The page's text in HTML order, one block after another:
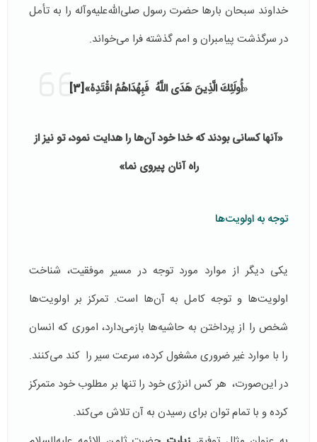
خداوند سبحان بارها حضرت رسول صلی‌الله‌علیه‌و‌آله را به تأمل
در سرگذشت پیامبران و امم گذشته فرا می‌خواند.
«أُولَئِكَ الَّذِينَ هَدَى اللَّهُ فَبِهُدَاهُمُ اقْتَدِهْ»[3]
«آنها کسانی بودند که خدا خود آنها را هدایت نمود، تو نیز از
راه آنان پیروی نما»
توجه به اولویت‌ها
یکی دیگر از موارد مورد توجه در مسیر موفقیت، شناخت
اولویت‌ها و توجه کامل به آن‌ها است. تمرکز بر اولویت‌ها
شخص را از پرداختن به حاشیه‌ها بازمی‌دارد، اموری که انسان
را با موارد غیر ضروری مشغول کرده، سرعت سیر را کند می‌کنند.
در این‌صورت، هر کس انرژی خود را تنها بر مطلوب خود متمرکز
کرده و با تمام توان برای رسیدن به آن تلاش می‌کند.